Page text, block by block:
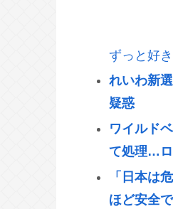
ずっと好
れいわ新
疑惑
ワイルド
て処理…ロ
「日本は
ほど安全